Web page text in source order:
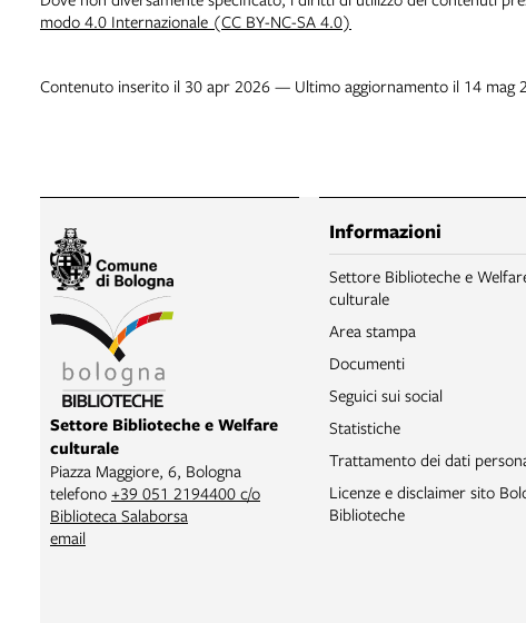
modo 4.0 Internazionale (CC BY-NC-SA 4.0)
Contenuto inserito il 30 apr 2026 — Ultimo aggiornamento il 14 mag
Settore Biblioteche e Welfare
culturale
Piazza Maggiore, 6, Bologna
telefono +39 051 2194400 c/o
Biblioteca Salaborsa
email
Informazioni
Settore Biblioteche e
culturale
Area stampa
Documenti
Seguici sui social
Statistiche
Trattamento dei dati
Licenze e disclaimer sito
Biblioteche